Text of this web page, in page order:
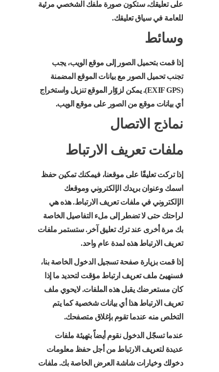
على تعليقك، ستكون صورة ملفك الشخصي مرئية
للعامة في سياق تعليقك.
وسائط
إذا قمت بتحميل الصور إلى موقع الويب، يجب
تجنب تحميل الصور مع بيانات الموقع المضمنة
(EXIF GPS). يمكن لزوّار الموقع تنزيل واستخراج
أي بيانات موقع من الصور على موقع الويب.
نماذج الاتصال
ملفات تعريف الارتباط
إذا تركت تعليقًا على موقعنا، فيمكنك تمكين حفظ
اسمك وعنوان بريدك الإلكتروني وموقعك
الإلكتروني في ملفات تعريف الارتباط. هذه هي
لراحتك حتى لا تضطر إلى ملء التفاصيل الخاصة
بك مرة أخرى عند ترك تعليق آخر. ستستمر ملفات
تعريف الارتباط هذه لمدة عام واحد.
إذا قمت بزيارة صفحة تسجيل الدخول الخاصة بنا،
فسنهيئ ملف تعريف ارتباط مؤقت لتحديد ما إذا
كان مستعرضك يقبل هذه الملفات. لايحوي ملف
تعريف الارتباط هذا أي بيانات شخصية كما يتم
التخلص منه عندما تقوم بإغلاق متصفحك.
عندما تسجّل الدخول نقوم أيضاً بتهيئة ملفات
عديدة لتعريف الارتباط من أجل حفظ معلومات
دخولك وخيارات شاشة العرض الخاصة بك. ملفات